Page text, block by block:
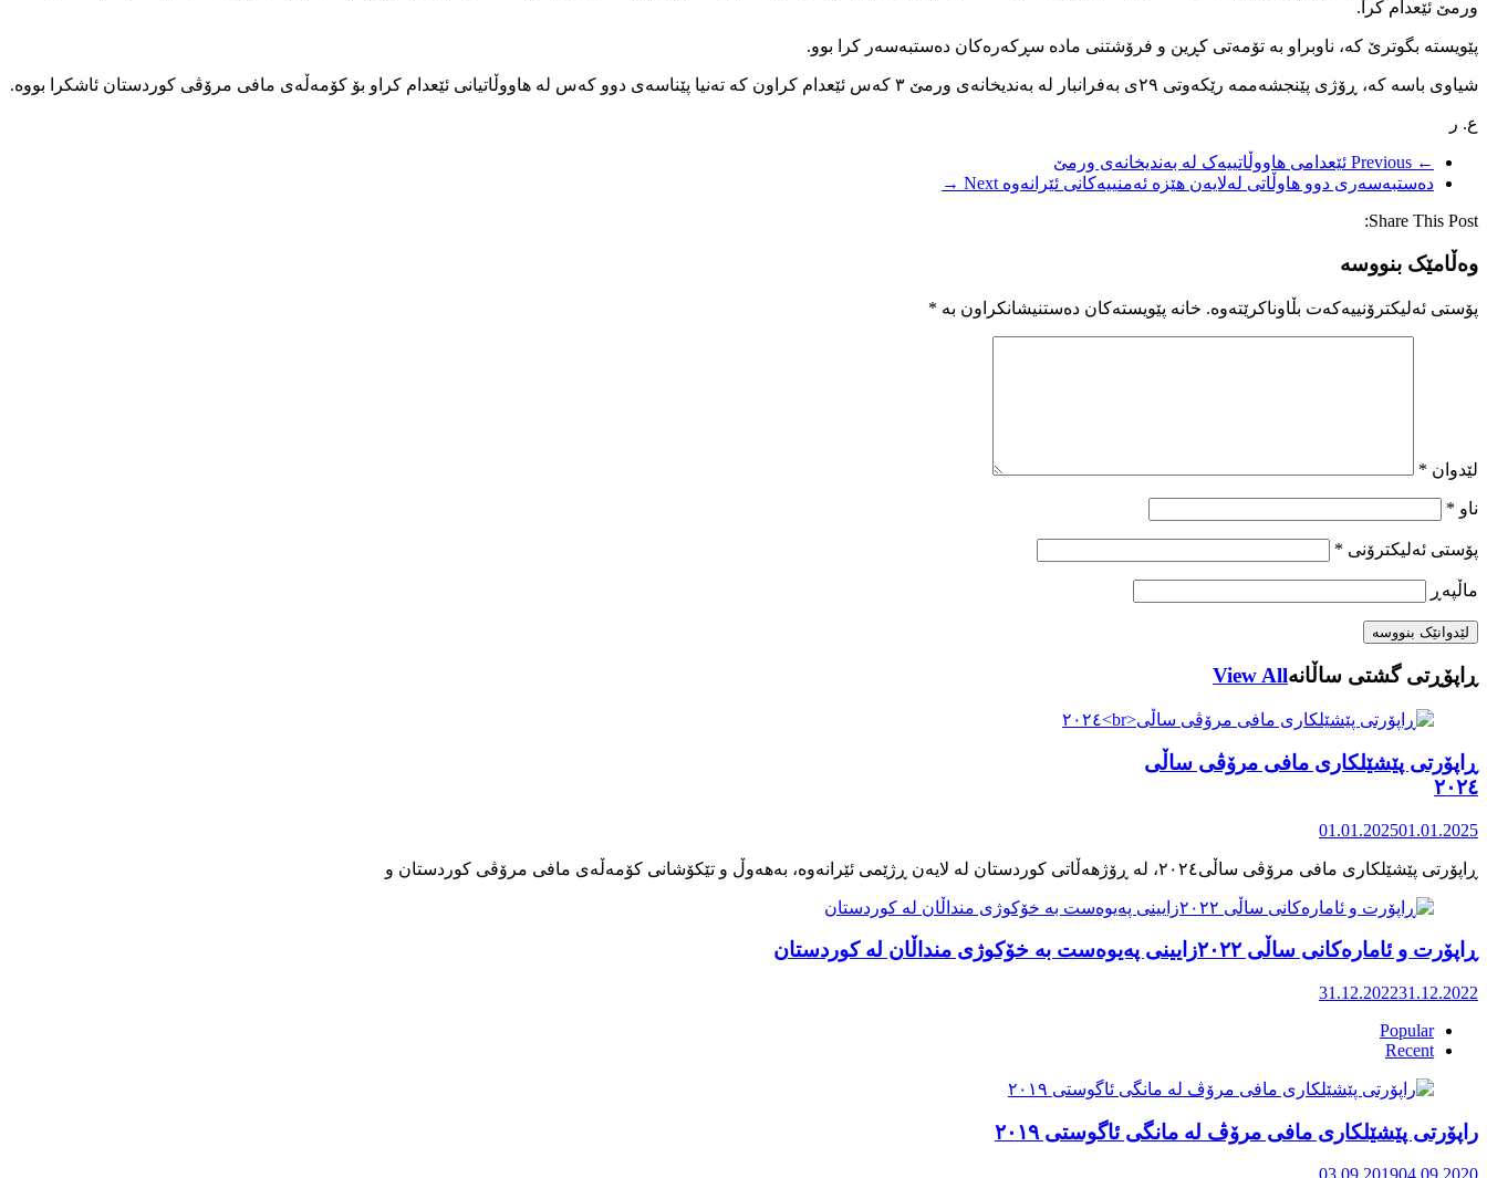
ورمێ ئێعدام کرا.
پێویستە بگوترێ کە، ناوبراو بە تۆمەتی کڕین و فرۆشتنی مادە سڕکەرەکان دەستبەسەر کرا بوو.
شیاوی باسە کە، ڕۆژی پێنجشەممە رێکەوتی ٢٩ی بەفرانبار لە بەندیخانەی ورمێ ٣ کەس ئێعدام کراون کە تەنیا پێناسەی دوو کەس لە هاووڵاتیانی ئێعدام کراو بۆ کۆمەڵەی مافی مرۆڤی کوردستان ئاشکرا بووە.
ع. ر
← Previous
ئێعدامی هاووڵاتییەک لە بەندیخانەی ورمێ
دەستبەسەری دوو هاوڵاتی لەلایەن هێزە ئەمنییەکانی ئێرانەوە Next →
Share This Post:
وەڵامێک بنووسە
پۆستی ئەلیکترۆنییەکەت بڵاوناکرێتەوە. خانە پێویستەکان دەستنیشانکراون بە *
لێدوان *
ناو *
پۆستی ئەلیکترۆنی *
ماڵپه‌ڕ
ڕاپۆڕتی گشتی ساڵانهView All
ڕاپۆرتی پێشێلکاری مافی مرۆڤی ساڵی
٢٠٢٤
01.01.202501.01.2025
ڕاپۆرت و ئامارەکانی ساڵی ٢٠٢٢زایینی پەیوەست بە خۆکوژی منداڵان لە کوردستان
31.12.202231.12.2022
Popular
Recent
راپۆرتی پێشێلكاری مافی مرۆڤ له‌ مانگی ئاگوستی ٢٠١٩